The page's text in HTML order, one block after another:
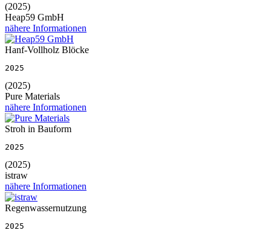
(2025)
Heap59 GmbH
nähere Informationen
Hanf-Vollholz Blöcke
2025
(2025)
Pure Materials
nähere Informationen
Stroh in Bauform
2025
(2025)
istraw
nähere Informationen
Regenwassernutzung
2025